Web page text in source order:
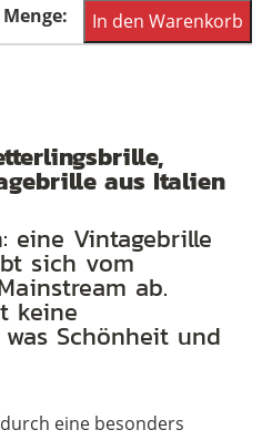
Cateye
Vintagebrille
Jahre
Menge
In den Warenkorb
aus Italien
eine Vintagebrille
sich vom
ab.
keine
Schönheit und
eine besonders